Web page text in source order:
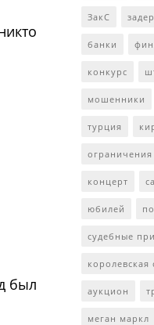
был
ЗакС
банки
конкурс
мошенники
турция
ограничения
концерт
юбилей
судебные
королевская
аукцион
меган маркл